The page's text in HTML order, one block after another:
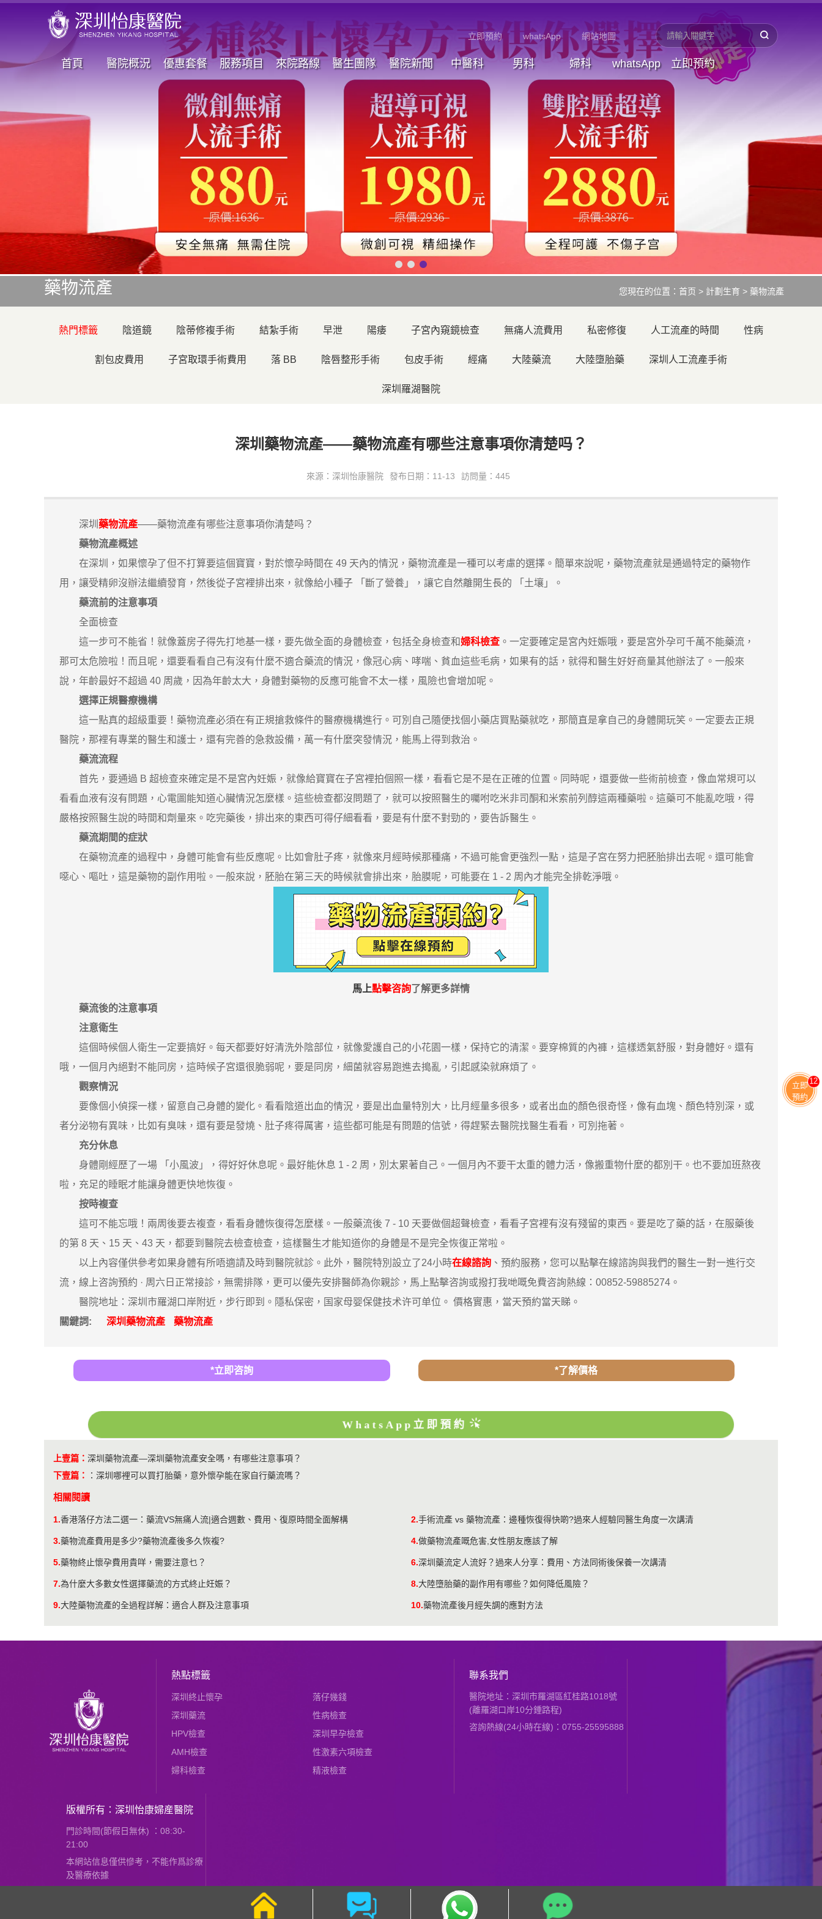
立即預約 whatsApp 網站地圖
首頁 醫院概況 優惠套餐 服務項目 來院路線 醫生團隊 醫院新聞 中醫科 男科 婦科 whatsApp 立即預約
藥物流產 您現在的位置： 首页 > 計劃生育 > 藥物流產
熱門標籤 陰道鏡 陰蒂修複手術 結紮手術 早泄 陽痿 子宮內窺鏡檢查 無痛人流費用 私密修復 人工流產的時間 性病
割包皮費用 子宮取環手術費用 落 BB 陰唇整形手術 包皮手術 經痛 大陸藥流 大陸墮胎藥 深圳人工流產手術
深圳羅湖醫院
深圳藥物流產——藥物流產有哪些注意事項你清楚吗？
來源：深圳怡康醫院 發布日期：11-13 訪問量：445
深圳 藥物流產——藥物流產有哪些注意事項你清楚吗？
藥物流產概述
在深圳，如果懷孕了但不打算要這個寶寶，對於懷孕時間在 49 天內的情況，藥物流產是一種可以考慮的選擇。簡單來說呢，藥物流產就是通過特定的藥物作
用，讓受精卵沒辦法繼續發育，然後從子宮裡排出來，就像給小種子 「斷了營養」，讓它自然離開生長的 「土壤」。
藥流前的注意事項
全面檢查
這一步可不能省！就像蓋房子得先打地基一樣，要先做全面的身體檢查，包括全身檢查和婦科檢查 。一定要確定是宮內妊娠哦，要是宮外孕可千萬不能藥流，
那可太危險啦！而且呢，還要看看自己有沒有什麼不適合藥流的情況，像冠心病、哮喘、貧血這些毛病，如果有的話，就得和醫生好好商量其他辦法了。一般來
說，年齡最好不超過 40 周歲，因為年齡太大，身體對藥物的反應可能會不太一樣，風險也會增加呢。
選擇正規醫療機構
這一點真的超級重要！藥物流產必須在有正規搶救條件的醫療機構進行。可別自己隨便找個小藥店買點藥就吃，那簡直是拿自己的身體開玩笑。一定要去正規
醫院，那裡有專業的醫生和護士，還有完善的急救設備，萬一有什麼突發情況，能馬上得到救治。
藥流流程
首先，要通過 B 超檢查來確定是不是宮內妊娠，就像給寶寶在子宮裡拍個照一樣，看看它是不是在正確的位置。同時呢，還要做一些術前檢查，像血常規可以
看看血液有沒有問題，心電圖能知道心臟情況怎麼樣。這些檢查都沒問題了，就可以按照醫生的囑咐吃米非司酮和米索前列醇這兩種藥啦。這藥可不能亂吃哦，得
嚴格按照醫生說的時間和劑量來。吃完藥後，排出來的東西可得仔細看看，要是有什麼不對勁的，要告訴醫生。
藥流期間的症狀
在藥物流產的過程中，身體可能會有些反應呢。比如會肚子疼，就像來月經時候那種痛，不過可能會更強烈一點，這是子宮在努力把胚胎排出去呢。還可能會
噁心、嘔吐，這是藥物的副作用啦。一般來說，胚胎在第三天的時候就會排出來，胎膜呢，可能要在 1 - 2 周內才能完全排乾淨哦。
馬上點擊咨詢了解更多詳情
藥流後的注意事項
注意衛生
這個時候個人衛生一定要搞好。每天都要好好清洗外陰部位，就像愛護自己的小花園一樣，保持它的清潔。要穿棉質的內褲，這樣透氣舒服，對身體好。還有
哦，一個月內絕對不能同房，這時候子宮還很脆弱呢，要是同房，細菌就容易跑進去搗亂，引起感染就麻煩了。
觀察情況
要像個小偵探一樣，留意自己身體的變化。看看陰道出血的情況，要是出血量特別大，比月經量多很多，或者出血的顏色很奇怪，像有血塊、顏色特別深，或
者分泌物有異味，比如有臭味，還有要是發燒、肚子疼得厲害，這些都可能是有問題的信號，得趕緊去醫院找醫生看看，可別拖著。
充分休息
身體剛經歷了一場 「小風波」，得好好休息呢。最好能休息 1 - 2 周，別太累著自己。一個月內不要干太重的體力活，像搬重物什麼的都別干。也不要加班熬夜
啦，充足的睡眠才能讓身體更快地恢復。
按時複查
這可不能忘哦！兩周後要去複查，看看身體恢復得怎麼樣。一般藥流後 7 - 10 天要做個超聲檢查，看看子宮裡有沒有殘留的東西。要是吃了藥的話，在服藥後
的第 8 天、15 天、43 天，都要到醫院去檢查檢查，這樣醫生才能知道你的身體是不是完全恢復正常啦。
以上內容僅供參考如果身體有所唔適請及時到醫院就診。此外，醫院特別設立了24小時在線諮詢 、預約服務，您可以點擊在線諮詢與我們的醫生一對一進行交
流，線上咨詢預約 · ‎周六日正常接診，無需排隊，更可以優先安排醫師為你親診，馬上點擊咨詢或撥打我哋嘅免費咨詢熱線：00852-59885274。
醫院地址：深圳市羅湖口岸附近，步行即到。隱私保密，国家母婴保健技术许可单位。 價格實惠，當天預約當天睇。
關鍵詞:
深圳藥物流產 藥物流產
*立即咨詢 *了解價格
WhatsApp立即預約
上壹篇： ​深圳藥物流產—深圳藥物流產安全嗎，有哪些注意事項？
下壹篇：
： 深圳哪裡可以買打胎藥，意外懷孕能在家自行藥流嗎？
相關閱讀
1.香港落仔方法二選一：藥流VS無痛人流|適合週數、費用、復原時間全面解構 2.手術流產 vs 藥物流產：邊種恢復得快啲?過來人經驗同醫生角度一次講清
3.藥物流產費用是多少?藥物流產後多久恢複? 4.做藥物流產嘅危害,女性朋友應該了解
5.藥物終止懷孕費用貴咩，需要注意乜？ 6.深圳藥流定人流好？過來人分享：費用、方法同術後保養一次講清
7.為什麼大多數女性選擇藥流的方式終止妊娠？ 8.大陸墮胎藥的副作用有哪些？如何降低風險？
9.大陸藥物流產的全過程詳解：適合人群及注意事項 10.​藥物流產後月經失調的應對方法
熱點標籤
深圳終止懷孕
落仔幾錢
深圳藥流
性病檢查
HPV檢查
深圳早孕檢查
AMH檢查
性激素六項檢查
婦科檢查
精液檢查
聯系我們
醫院地址：深圳市羅湖區紅桂路1018號
(離羅湖口岸10分鍾路程)
咨詢熱線(24小時在線)：0755-25595888
版權所有：深圳怡康婦産醫院
門診時間(節假日無休) ：08:30-
21:00
本網站信息僅供慘考，不能作爲診療
及醫療依據
立即
預約
11